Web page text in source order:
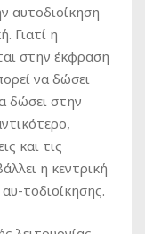
αυτοδιοίκηση
Γιατί η
στην έκφραση
να δώσει
δώσει στην
και τις
η κεντρική
τοδιοίκησης.